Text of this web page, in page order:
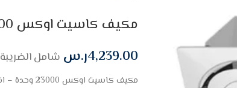
مكيف كاسيت اوكس 23000 وحدة – انفيرتر – حار/ بارد
4,239.00ر.س شامل الضريبة
مكيف كاسيت اوكس 23000 وحدة – انفيرتر – حار/ بارد